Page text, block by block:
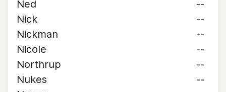
Ned
--
Nick
--
Nickman
--
Nicole
--
Northrup
--
Nukes
--